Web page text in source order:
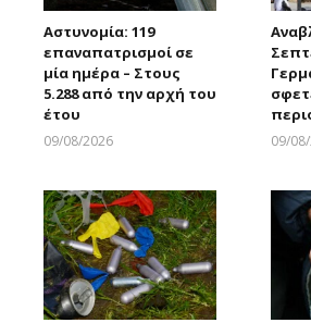
Αστυνομία: 119
επαναπατρισμοί σε
μία ημέρα – Στους
5.288 από την αρχή του
έτου
09/08/2026
09/